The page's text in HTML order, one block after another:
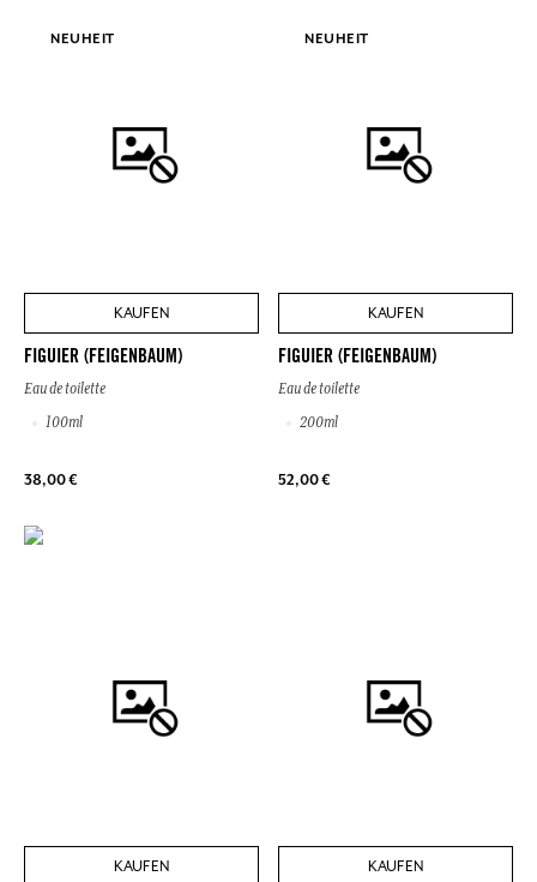
NEUHEIT
KAUFEN
FIGUIER (FEIGENBAUM)
Eau de toilette
100ml
38,00 €
NEUHEIT
KAUFEN
FIGUIER (FEIGENBAUM)
Eau de toilette
200ml
52,00 €
KAUFEN KAUFEN